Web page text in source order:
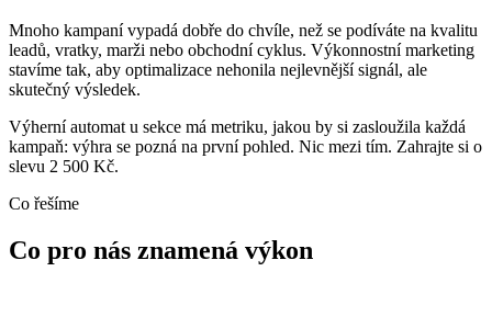
Mnoho kampaní vypadá dobře do chvíle, než se podíváte na kvalitu
leadů, vratky, marži nebo obchodní cyklus. Výkonnostní marketing
stavíme tak, aby optimalizace nehonila nejlevnější signál, ale
skutečný výsledek.
Výherní automat u sekce má metriku, jakou by si zasloužila každá
kampaň: výhra se pozná na první pohled. Nic mezi tím. Zahrajte si o
slevu 2 500 Kč.
Co řešíme
Co pro nás znamená výkon